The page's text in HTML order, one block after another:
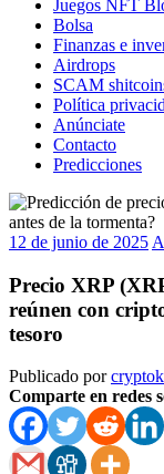
Juegos NFT
Bolsa
Finanzas e
Airdrops
SCAM
Política
Anúnciate
Contacto
Predicciones
12 de junio de 2025
Precio XRP
reúnen con
tesoro
Publicado por
Comparte en redes